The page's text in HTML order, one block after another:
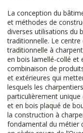
La conception du
et méthodes de
diverses utilisations du
traditionnelle. Le
traditionnelle à
en bois lamellé-collé et
combinaison de
et extérieures qui
lesquels les
particulièrement
et en bois plaqué de
la construction à
fondamental du métier